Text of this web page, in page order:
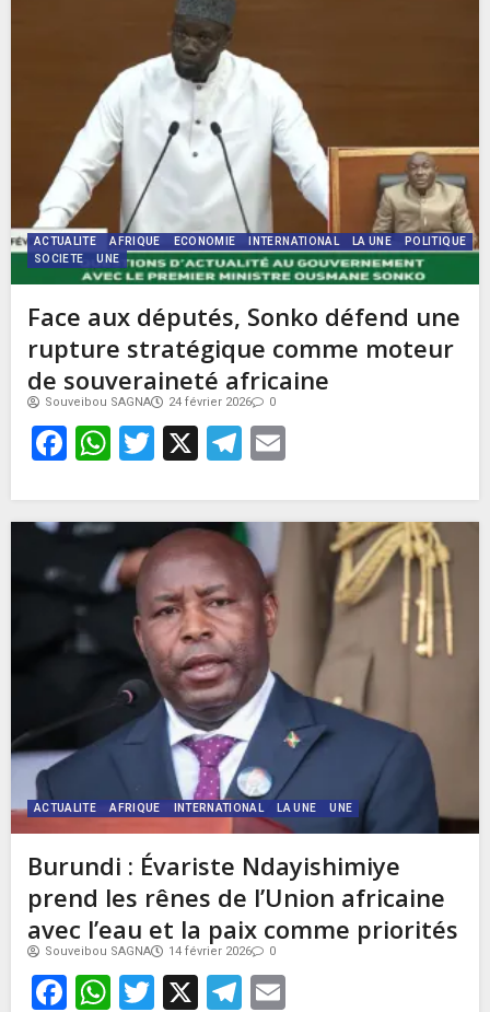
ACTUALITE AFRIQUE ECONOMIE INTERNATIONAL LA UNE
POLITIQUE
SOCIETE
UNE
Face aux députés, Sonko défend une
rupture stratégique comme moteur
de souveraineté africaine
Souveibou SAGNA 24 février 2026 0
Facebook
WhatsApp
Twitter
X Telegram
ACTUALITE AFRIQUE INTERNATIONAL LA UNE UNE
Burundi : Évariste Ndayishimiye
prend les rênes de l’Union africaine
avec l’eau et la paix comme priorités
Souveibou SAGNA 14 février 2026 0
Facebook
WhatsApp
Twitter
X Telegram